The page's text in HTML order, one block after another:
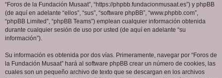
“Foros de la Fundación Musaat”, “https://phpbb.fundacionmusaat.es”) y phpBB
(de aquí en adelante “ellos”, “sus”, “software phpBB”, “www.phpbb.com”,
“phpBB Limited”, “phpBB Teams”) emplean cualquier información obtenida
durante cualquier sesión de uso por usted (de aquí en adelante “su
información”).
Su información es obtenida por dos vías. Primeramente, navegar por “Foros de
la Fundación Musaat” hará al software phpBB crear un número de cookies, las
cuales son un pequeño archivo de texto que se descargan en los archivos